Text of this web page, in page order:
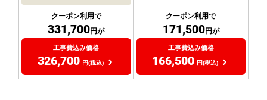
クーポン利用で
331,700円が
工事費込み価格
326,700 円(税込)
クーポン利用で
171,500円が
工事費込み価格
166,500 円(税込)